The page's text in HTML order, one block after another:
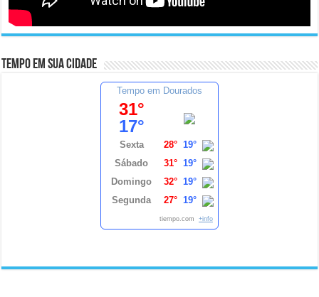
Tempo em sua cidade
Tempo em Dourados
31°
17°
Sexta 28° 19°
Sábado
31° 19°
Domingo
32° 19°
Segunda
27° 19°
tiempo.com +info